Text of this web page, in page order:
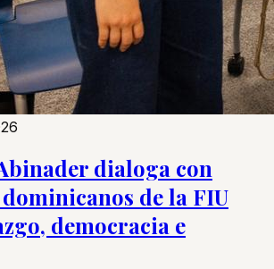
dialoga con
de la FIU
democracia e